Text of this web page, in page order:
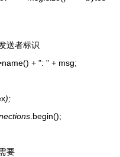
送者标识
+ ": " + msg;
);
.begin();
要